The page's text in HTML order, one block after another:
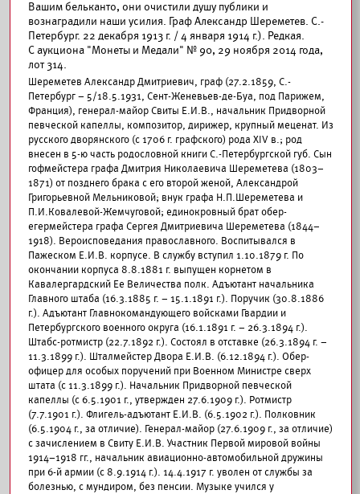
Вашим бельканто, они очистили душу публики и
вознаградили наши усилия. Граф Александр Шереметев. С.-
Петербург. 22 декабря 1913 г. / 4 января 1914 г.). Редкая.
С аукциона "Монеты и Медали" № 90, 29 ноября 2014 года,
лот 314.
Шереметев Александр Дмитриевич, граф (27.2.1859, С.-
Петербург – 5/18.5.1931, Сент-Женевьев-де-Буа, под Парижем,
Франция), генерал-майор Свиты Е.И.В., начальник Придворной
певческой капеллы, композитор, дирижер, крупный меценат. Из
русского дворянского (с 1706 г. графского) рода XIV в.; род
внесен в 5-ю часть родословной книги С.-Петербургской губ. Сын
гофмейстера графа Дмитрия Николаевича Шереметева (1803–
1871) от позднего брака с его второй женой, Александрой
Григорьевной Мельниковой; внук графа Н.П.Шереметева и
П.И.Ковалевой-Жемчуговой; единокровный брат обер-
егермейстера графа Сергея Дмитриевича Шереметева (1844–
1918). Вероисповедания православного. Воспитывался в
Пажеском Е.И.В. корпусе. В службу вступил 1.10.1879 г. По
окончании корпуса 8.8.1881 г. выпущен корнетом в
Кавалергардский Ее Величества полк. Адъютант начальника
Главного штаба (16.3.1885 г. – 15.1.1891 г.). Поручик (30.8.1886
г.). Адъютант Главнокомандующего войсками Гвардии и
Петербургского военного округа (16.1.1891 г. – 26.3.1894 г.).
Штабс-ротмистр (22.7.1892 г.). Состоял в отставке (26.3.1894 г. –
11.3.1899 г.). Шталмейстер Двора Е.И.В. (6.12.1894 г.). Обер-
офицер для особых поручений при Военном Министре сверх
штата (с 11.3.1899 г.). Начальник Придворной певческой
капеллы (с 6.5.1901 г., утвержден 27.6.1909 г.). Ротмистр
(7.7.1901 г.). Флигель-адъютант Е.И.В. (6.5.1902 г.). Полковник
(6.5.1904 г., за отличие). Генерал-майор (27.6.1909 г., за отличие)
с зачислением в Свиту Е.И.В. Участник Первой мировой войны
1914–1918 гг., начальник авиационно-автомобильной дружины
при 6-й армии (с 8.9.1914 г.). 14.4.1917 г. уволен от службы за
болезнью, с мундиром, без пенсии. Музыке учился у